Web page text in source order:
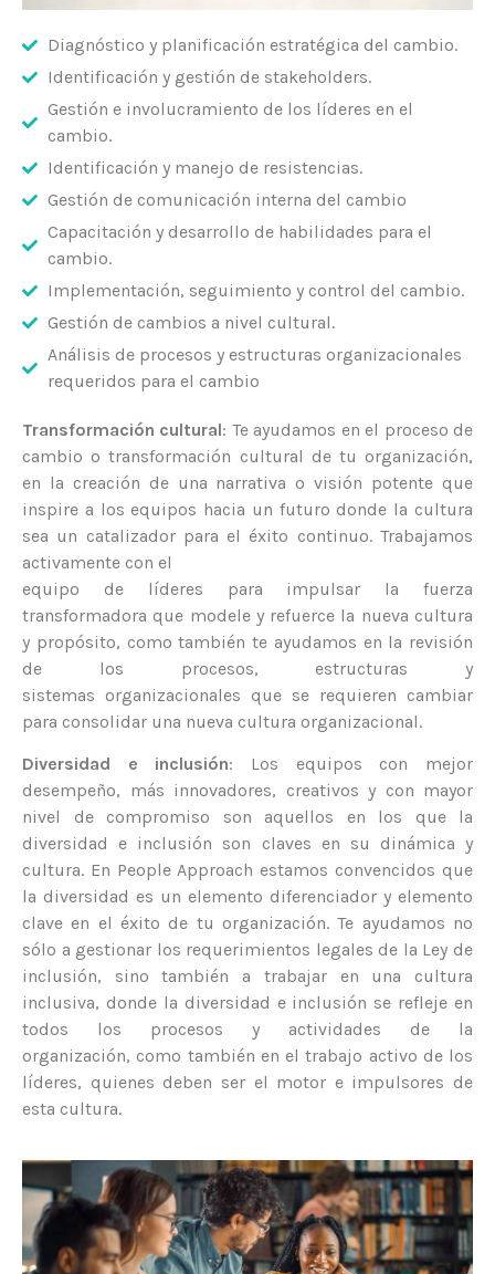
Diagnóstico y planificación estratégica del cambio.
Identificación y gestión de stakeholders.
Gestión e involucramiento de los líderes en el
cambio.
Identificación y manejo de resistencias.
Gestión de comunicación interna del cambio
Capacitación y desarrollo de habilidades para el
cambio.
Implementación, seguimiento y control del cambio.
Gestión de cambios a nivel cultural.
Análisis de procesos y estructuras organizacionales
requeridos para el cambio
Transformación cultural: Te ayudamos en el proceso de
cambio o transformación cultural de tu organización,
en la creación de una narrativa o visión potente que
inspire a los equipos hacia un futuro donde la cultura
sea un catalizador para el éxito continuo. Trabajamos
activamente con el
equipo de líderes para impulsar la fuerza
transformadora que modele y refuerce la nueva cultura
y propósito, como también te ayudamos en la revisión
de los procesos, estructuras y
sistemas organizacionales que se requieren cambiar
para consolidar una nueva cultura organizacional.
Diversidad e inclusión: Los equipos con mejor
desempeño, más innovadores, creativos y con mayor
nivel de compromiso son aquellos en los que la
diversidad e inclusión son claves en su dinámica y
cultura. En People Approach estamos convencidos que
la diversidad es un elemento diferenciador y elemento
clave en el éxito de tu organización. Te ayudamos no
sólo a gestionar los requerimientos legales de la Ley de
inclusión, sino también a trabajar en una cultura
inclusiva, donde la diversidad e inclusión se refleje en
todos los procesos y actividades de la
organización, como también en el trabajo activo de los
líderes, quienes deben ser el motor e impulsores de
esta cultura.